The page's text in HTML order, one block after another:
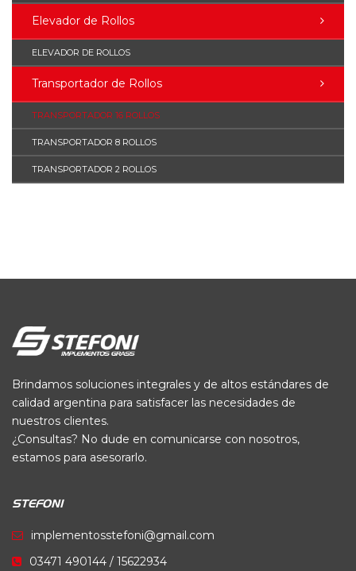
Elevador de Rollos
ELEVADOR DE ROLLOS
Transportador de Rollos
TRANSPORTADOR 16 ROLLOS
TRANSPORTADOR 8 ROLLOS
TRANSPORTADOR 2 ROLLOS
Brindamos soluciones integrales y de altos estándares de
calidad argentina para satisfacer las necesidades de
nuestros clientes.
¿Consultas? No dude en comunicarse con nosotros,
estamos para asesorarlo.
STEFONI
implementosstefoni@gmail.com
03471 490144 / 15622934